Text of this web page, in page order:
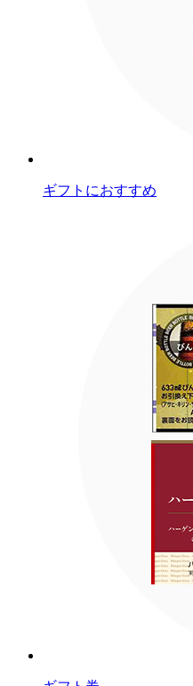
ギフトにおすすめ